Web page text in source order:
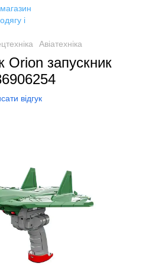
Авіатехніка
Orion запускник
відгук